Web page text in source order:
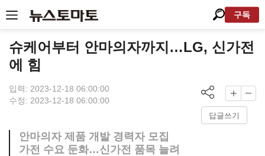
구독
슈케어부터 안마의자까지…LG, 신가전
에 힘
입력: 2023-12-18 06:00:00
수정: 2023-12-18 06:00:00
답글쓰기
안마의자 제품 개발 경력자 모집
가전 수요 둔화…신가전 품목 늘려